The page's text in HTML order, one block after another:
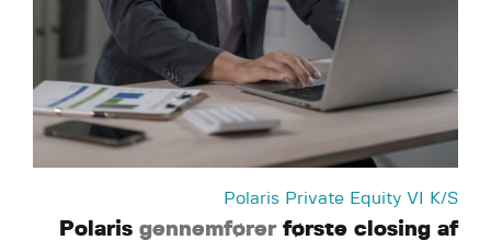
Polaris Private Equity VI K/S
Polaris gennemførerførste closing af